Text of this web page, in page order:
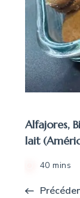
Alfajores,
lait
40 mins